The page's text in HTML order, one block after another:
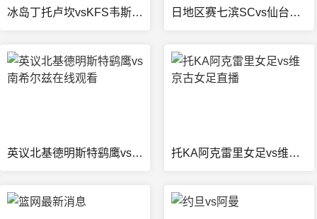
冰岛丁托卢坎vsKFS韦斯文尼查在线观看 日地区赛七滨SCvs仙台大学SC II在线观看
英议北基德明斯特鹞鹰vs南希尔兹在线观看 托KA阿克雷里女足vs维京古女足直播